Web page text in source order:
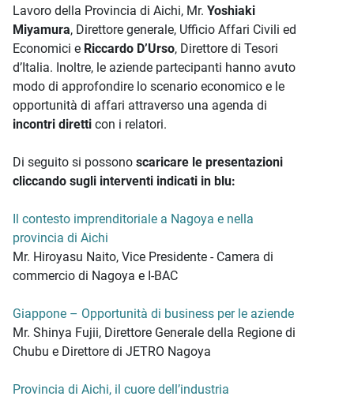
Lavoro della Provincia di Aichi, Mr. Yoshiaki
Miyamura, Direttore generale, Ufficio Affari Civili ed
Economici e Riccardo D’Urso, Direttore di Tesori
d’Italia. Inoltre, le aziende partecipanti hanno avuto
modo di approfondire lo scenario economico e le
opportunità di affari attraverso una agenda di
incontri diretti con i relatori.
Di seguito si possono scaricare le presentazioni
cliccando sugli interventi indicati in blu:
Il contesto imprenditoriale a Nagoya e nella
provincia di Aichi
Mr. Hiroyasu Naito, Vice Presidente - Camera di
commercio di Nagoya e I-BAC
Giappone – Opportunità di business per le aziende
Mr. Shinya Fujii, Direttore Generale della Regione di
Chubu e Direttore di JETRO Nagoya
Provincia di Aichi, il cuore dell’industria